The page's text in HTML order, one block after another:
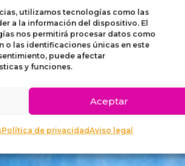
utilizamos tecnologías como las
a la información del dispositivo. El
nos permitirá procesar datos como
o las identificaciones únicas en este
puede afectar
y funciones.
Aceptar
Política de privacidadAviso legal
PARA